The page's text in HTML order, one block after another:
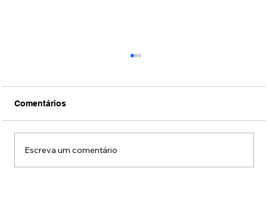
Comentários
Escreva um comentário